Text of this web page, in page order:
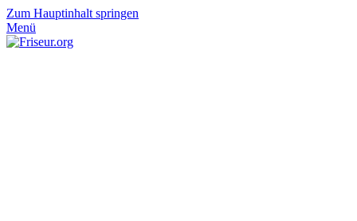
Zum Hauptinhalt springen
Menü